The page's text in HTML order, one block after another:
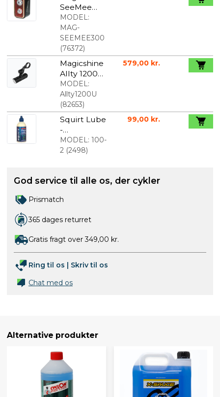
SeeMee
300
Baglygte
MODEL:
MAG-
SEEMEE300
(76372)
Magicshine
Allty 1200U
forlygte
MODEL:
Allty1200U
(82653)
579,00 kr.
Squirt Lube
-
kædesmørr
emiddel
MODEL: 100-
2 (2498)
99,00 kr.
God service til alle os, der cykler
Prismatch
365 dages returret
Gratis fragt over 349,00 kr.
Ring til os | Skriv til os
Chat med os
Alternative produkter